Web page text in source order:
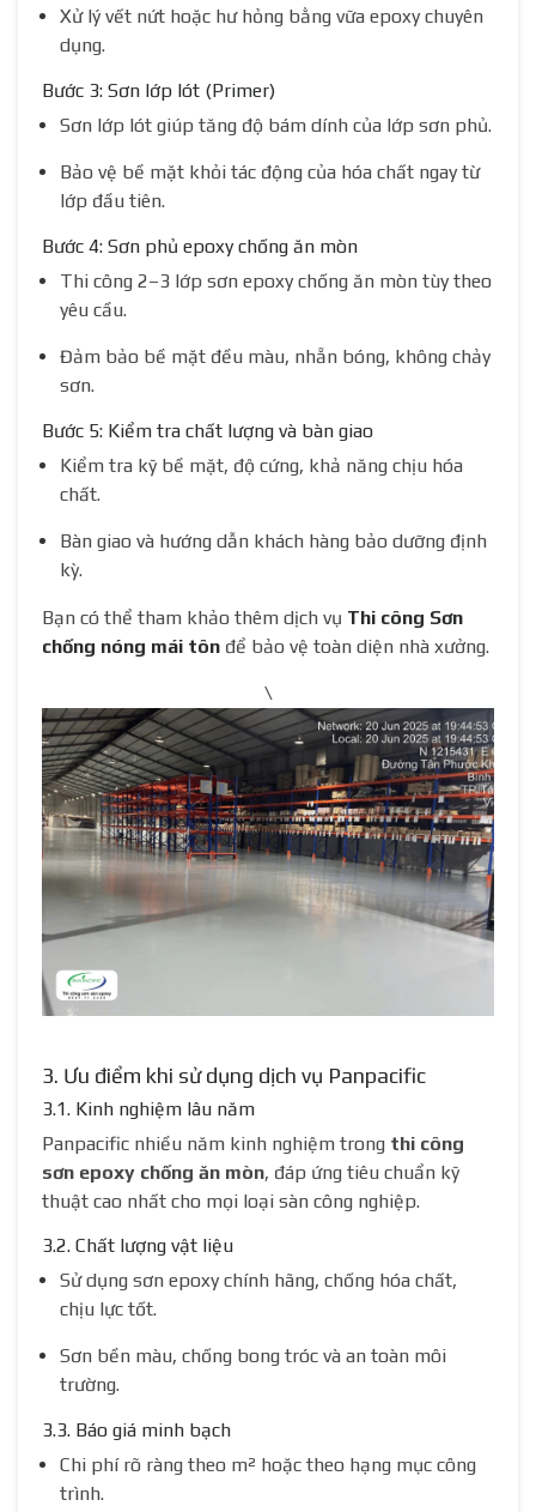
Xử lý vết nứt hoặc hư hỏng bằng vữa epoxy chuyên
dụng.
Bước 3: Sơn lớp lót (Primer)
Sơn lớp lót giúp tăng độ bám dính của lớp sơn phủ.
Bảo vệ bề mặt khỏi tác động của hóa chất ngay từ
lớp đầu tiên.
Bước 4: Sơn phủ epoxy chống ăn mòn
Thi công 2–3 lớp sơn epoxy chống ăn mòn tùy theo
yêu cầu.
Đảm bảo bề mặt đều màu, nhẵn bóng, không chảy
sơn.
Bước 5: Kiểm tra chất lượng và bàn giao
Kiểm tra kỹ bề mặt, độ cứng, khả năng chịu hóa
chất.
Bàn giao và hướng dẫn khách hàng bảo dưỡng định
kỳ.
Bạn có thể tham khảo thêm dịch vụ Thi công Sơn
chống nóng mái tôn để bảo vệ toàn diện nhà xưởng.
\
3. Ưu điểm khi sử dụng dịch vụ Panpacific
3.1. Kinh nghiệm lâu năm
Panpacific nhiều năm kinh nghiệm trong thi công
sơn epoxy chống ăn mòn, đáp ứng tiêu chuẩn kỹ
thuật cao nhất cho mọi loại sàn công nghiệp.
3.2. Chất lượng vật liệu
Sử dụng sơn epoxy chính hãng, chống hóa chất,
chịu lực tốt.
Sơn bền màu, chống bong tróc và an toàn môi
trường.
3.3. Báo giá minh bạch
Chi phí rõ ràng theo m² hoặc theo hạng mục công
trình.